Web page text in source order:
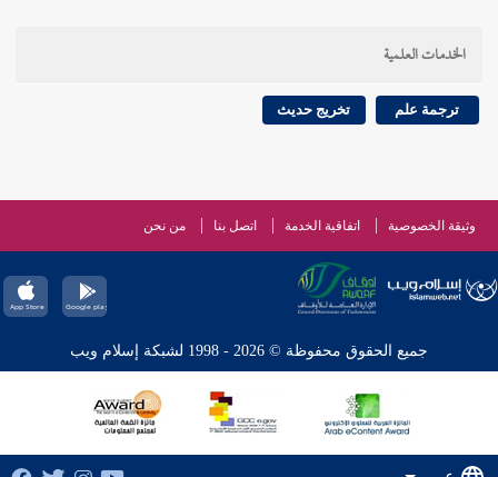
الخدمات العلمية
ترجمة علم تخريج حديث
وثيقة الخصوصية اتفاقية الخدمة اتصل بنا من نحن
جميع الحقوق محفوظة © 2026 - 1998 لشبكة إسلام ويب